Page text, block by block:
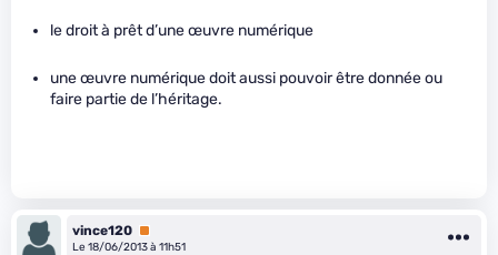
le droit à prêt d’une œuvre numérique
une œuvre numérique doit aussi pouvoir être donnée ou
faire partie de l’héritage.
vince120 Premium
Le 18/06/2013 à 11h51